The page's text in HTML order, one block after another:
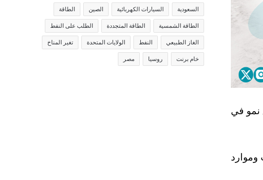
نمو في
وموارد
السعودية السيارات الكهربائية الصين الطاقة
الطاقة الشمسية الطاقة المتجددة الطلب على النفط
الغاز الطبيعي النفط الولايات المتحدة تغير المناخ
خام برنت روسيا مصر